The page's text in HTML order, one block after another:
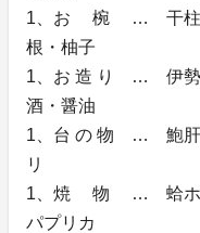
1、お 椀 … 干柱し
根・柚子
1、お 造 り … 伊勢
酒・醤油
1、台 の 物 … 鮑肝
リ
1、焼 物 … 蛤ホワ
パプリカ